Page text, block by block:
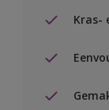
Kras-